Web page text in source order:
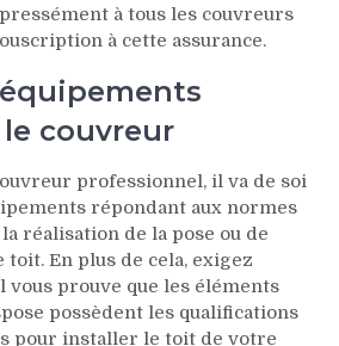
à tous les couvreurs
à cette assurance.
couvreur
professionnel, il va de soi
répondant aux normes
réalisation de la pose ou de
En plus de cela, exigez
vous prouve que les éléments
possèdent les qualifications
pour installer le toit de votre